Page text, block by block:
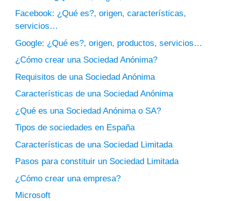
Facebook: ¿Qué es?, origen, características,
servicios…
Google: ¿Qué es?, origen, productos, servicios…
¿Cómo crear una Sociedad Anónima?
Requisitos de una Sociedad Anónima
Características de una Sociedad Anónima
¿Qué es una Sociedad Anónima o SA?
Tipos de sociedades en España
Características de una Sociedad Limitada
Pasos para constituir un Sociedad Limitada
¿Cómo crear una empresa?
Microsoft